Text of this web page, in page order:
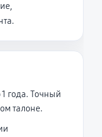
года. Точный
талоне.